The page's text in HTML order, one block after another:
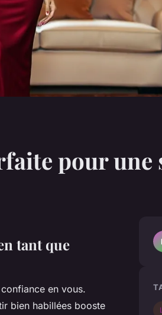
pour une
tant que
en vous.
bien habillées booste